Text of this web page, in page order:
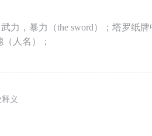
力，暴力（the sword）；塔罗纸
（人名）；
义